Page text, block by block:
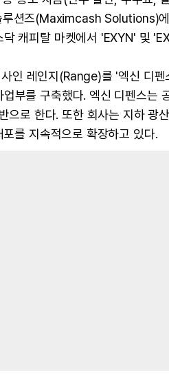
션즈(Maximcash Solutions)에
캐피탈 마켓에서 'EXYN' 및
인 레인지(Range)를 '엑신 디
부를 구축했다. 엑신 디펜스는
으로 한다. 또한 회사는 지하 광
를 지속적으로 확장하고 있다.